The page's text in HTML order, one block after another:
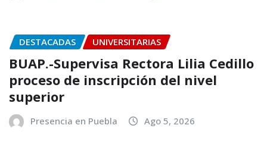
DESTACADAS UNIVERSITARIAS
BUAP.-Supervisa Rectora Lilia Cedillo
proceso de inscripción del nivel
superior
Presencia en Puebla Ago 5, 2026